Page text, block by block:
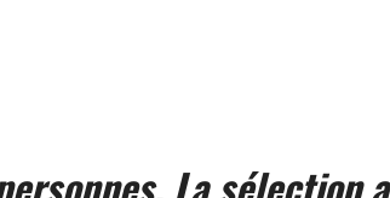
La sélection a